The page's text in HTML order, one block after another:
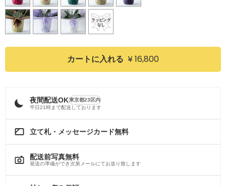
カートに入れる ¥ 16,800
夜間配送OK東京都23区内
平日21時まで配送しております
立て札・メッセージカード無料
配送前写真無料
発送の準備ができ次第メールにてお送り致します